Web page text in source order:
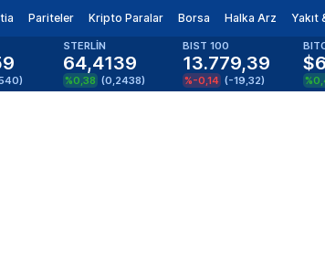
Pariteler Kripto Paralar Borsa Halka Arz Yakıt
)
STERLİN
64,4139
%0,38 (0,2438)
BIST 100
13.779,39
%-0,14 (-19,32)